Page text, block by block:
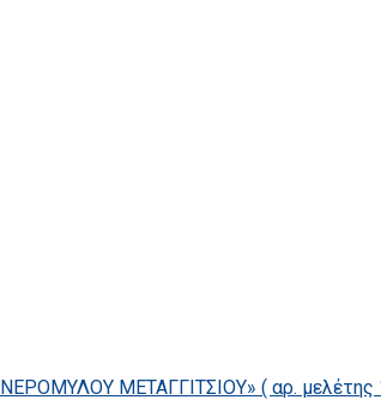
ΜΕΤΑΓΓΙΤΣΙΟΥ» ( αρ. μελέτης